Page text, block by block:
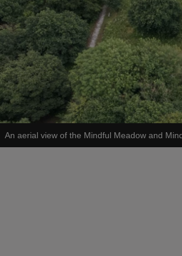
An aerial view of the Mindful Meadow and